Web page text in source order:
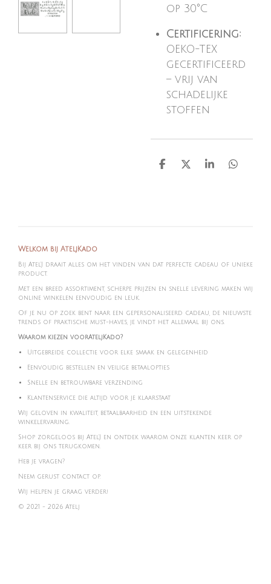
op 30°C
Certificering:
OEKO-TEX
gecertificeerd
– vrij van
schadelijke
stoffen
D
D
S
D
Welkom bij AteljKado
Bij Atel'J draait alles om het vinden van dat perfecte cadeau of unieke
product.
Met een breed assortiment, scherpe prijzen en snelle levering maken wij
online winkelen eenvoudig en leuk.
Of je nu op zoek bent naar een gepersonaliseerd cadeau, de nieuwste
trends of praktische must-haves, je vindt het allemaal bij ons.
Waarom kiezen voorAteljKado?
Uitgebreide collectie voor elke smaak en gelegenheid
Eenvoudig bestellen en veilige betaalopties
Snelle en betrouwbare verzending
Klantenservice die altijd voor je klaarstaat
Wij geloven in kwaliteit, betaalbaarheid en een uitstekende
winkelervaring.
Shop zorgeloos bij Atel'J en ontdek waarom onze klanten keer op
keer bij ons terugkomen.
Heb je vragen?
Neem gerust contact op.
Wij helpen je graag verder!
© 2021 - 2026 Atelj